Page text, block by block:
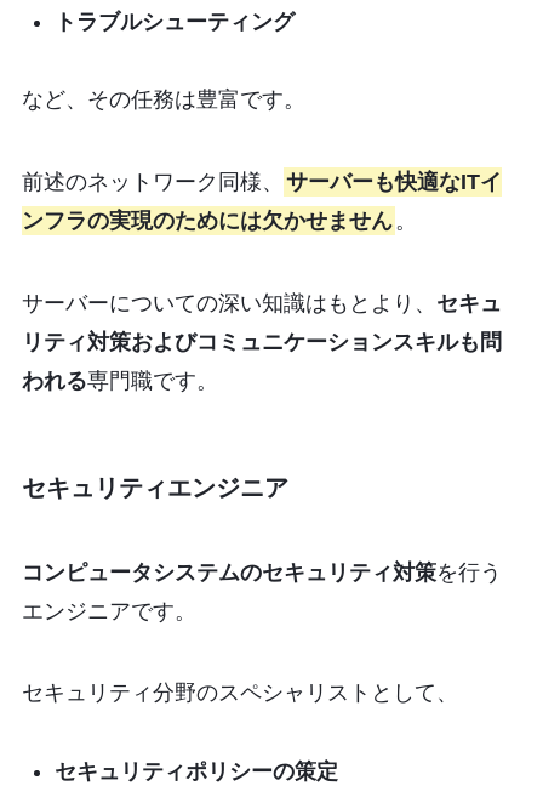
トラブルシューティング
など、その任務は豊富です。
前述のネットワーク同様、
サーバーも快適なITイ
ンフラの実現のためには欠かせません。
サーバーについての深い知識はもとより、 セキュ
リティ対策およびコミュニケーションスキルも問
われる専門職です。
セキュリティエンジニア
コンピュータシステムのセキュリティ対策を行う
エンジニアです。
セキュリティ分野のスペシャリストとして、
セキュリティポリシーの策定